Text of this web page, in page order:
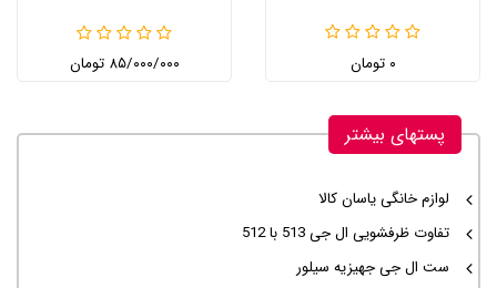
۰ تومان ۸۵/۰۰۰/۰۰۰ تومان
پستهای بیشتر
لوازم خانگی یاسان کالا
تفاوت ظرفشویی ال جی 513 با 512
ست ال جی جهیزیه سیلور